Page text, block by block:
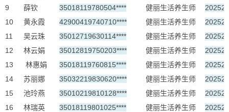
9
薛钦 35018119780504**** 健丽生活养生师
10
黄永霞 42900419740710**** 健丽生活养生师
11
吴云珠 35012719630114**** 健丽生活养生师
12
林云娟 35012819750203**** 健丽生活养生师
13
林惠娟 35018119760815**** 健丽生活养生师
14
苏丽娜 35032219830620**** 健丽生活养生师
15
池玲燕 35010219810128**** 健丽生活养生师
16
林瑞英 35018119801025**** 健丽生活养生师